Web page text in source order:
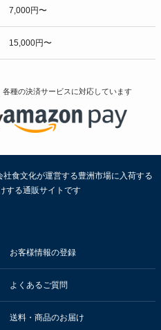
7,000円〜
15,000円〜
種の決済サービスに対応しています
食文化が運営する豊洲市場に入荷する
する通販サイトです
お客様情報の登録
よくあるご質問
送料・商品のお届け